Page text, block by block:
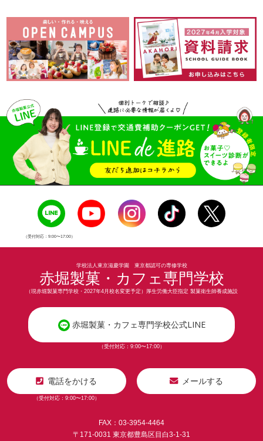
（受付対応：9:00〜17:00）
学校法人東京滋慶学園 東京都認可の専修学校
赤堀製菓・カフェ専門学校
（現赤堀製菓専門学校・2027年4月校名変更予定）厚生労働大臣指定 製菓衛生師養成施設
赤堀製菓・カフェ専門学校公式LINE
（受付対応：9:00〜17:00）
電話をかける
（受付対応：9:00〜17:00）
メールする
FAX：03-3954-4464
〒171-0031 東京都豊島区目白3-1-31